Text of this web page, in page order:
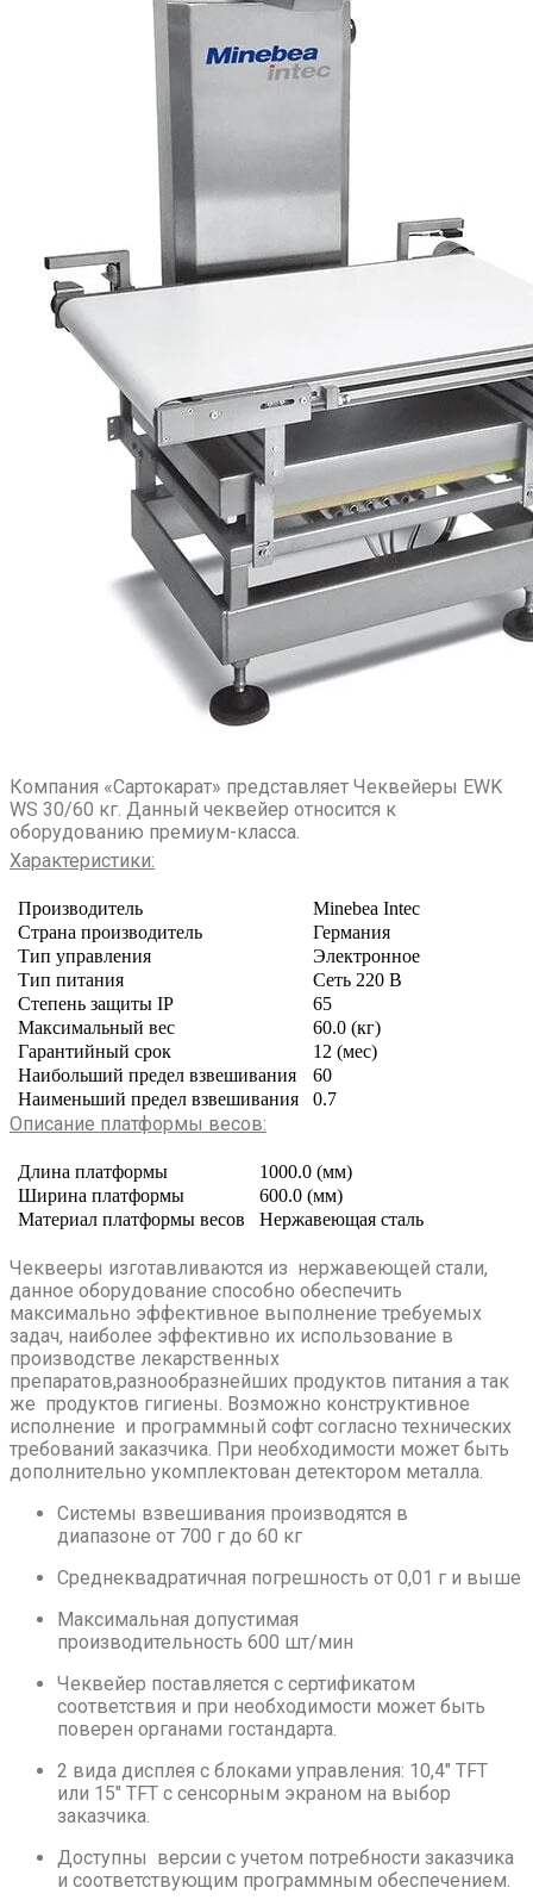
Компания «Сартокарат» представляет Чеквейеры EWK
WS 30/60 кг. Данный чеквейер относится к
оборудованию премиум-класса.
Характеристики:
Производитель
Minebea Intec
Страна производитель
Германия
Тип управления
Электронное
Тип питания
Сеть 220 В
Степень защиты IP
65
Максимальный вес
60.0 (кг)
Гарантийный срок
12 (мес)
Наибольший предел взвешивания
60
Наименьший предел взвешивания
0.7
Описание платформы весов:
Длина платформы
1000.0 (мм)
Ширина платформы
600.0 (мм)
Материал платформы весов
Нержавеющая сталь
Чеквееры изготавливаются из нержавеющей стали,
данное оборудование способно обеспечить
максимально эффективное выполнение требуемых
задач, наиболее эффективно их использование в
производстве лекарственных
препаратов,разнообразнейших продуктов питания а так
же продуктов гигиены. Возможно конструктивное
исполнение и программный софт согласно технических
требований заказчика. При необходимости может быть
дополнительно укомплектован детектором металла.
Системы взвешивания производятся в
диапазоне от 700 г до 60 кг
Среднеквадратичная погрешность от 0,01 г и выше
Максимальная допустимая
производительность 600 шт/мин
Чеквейер поставляется с сертификатом
соответствия и при необходимости может быть
поверен органами гостандарта.
2 вида дисплея с блоками управления: 10,4″ TFT
или 15″ TFT с сенсорным экраном на выбор
заказчика.
Доступны версии с учетом потребности заказчика
и соответствующим программным обеспечением.